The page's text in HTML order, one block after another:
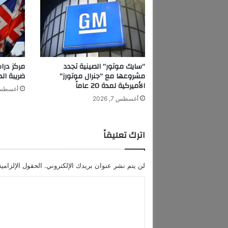
غ
ن
ي
ه
ا
ل
ج
د
"
ل
ا
“سايك موتور” الصينية تجدد
مشروعها مع “جنرال موتورز”
الأميركية لمدة 20 عاماً
أغسطس 7, 2026
مركز
ضريبة
أغسطس 7,
اترك تعليقاً
لن يتم نشر عنوان بريدك الإلكتروني. الحقول